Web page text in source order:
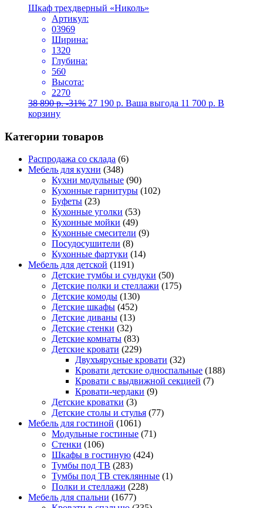
Шкаф трехдверный «Николь»
Артикул:
03969
Ширина:
1320
Глубина:
560
Высота:
2270
38 890р. -31% 27 190 р. Ваша выгода 11 700 р. В
корзину
Категории товаров
Распродажа со склада (6)
Мебель для кухни (348)
Кухни модульные (90)
Кухонные гарнитуры (102)
Буфеты (23)
Кухонные уголки (53)
Кухонные мойки (49)
Кухонные смесители (9)
Посудосушители (8)
Кухонные фартуки (14)
Мебель для детской (1191)
Детские тумбы и сундуки (50)
Детские полки и стеллажи (175)
Детские комоды (130)
Детские шкафы (452)
Детские диваны (13)
Детские стенки (32)
Детские комнаты (83)
Детские кровати (229)
Двухъярусные кровати (32)
Кровати детские односпальные (188)
Кровати с выдвижной секцией (7)
Кровати-чердаки (9)
Детские кроватки (3)
Детские столы и стулья (77)
Мебель для гостиной (1061)
Модульные гостиные (71)
Стенки (106)
Шкафы в гостиную (424)
Тумбы под ТВ (283)
Тумбы под ТВ стеклянные (1)
Полки и стеллажи (228)
Мебель для спальни (1677)